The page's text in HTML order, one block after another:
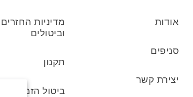
מדיניות החזרים
וביטולים
תקנון
ביטול הזמנה
אודות
סניפים
יצירת קשר